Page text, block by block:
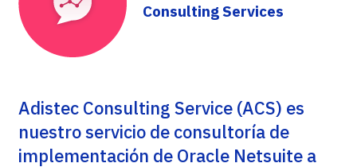
Consulting Services
Adistec Consulting Service (ACS) es
nuestro servicio de consultoría de
implementación de Oracle Netsuite a